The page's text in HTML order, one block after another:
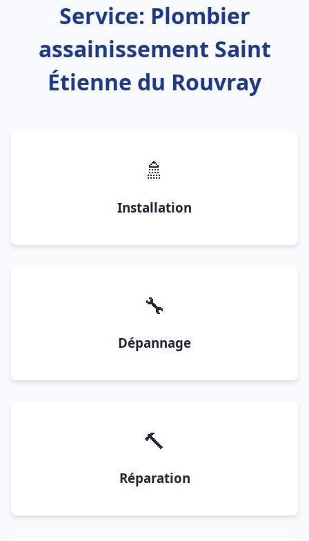
Service: Plombier
assainissement Saint
Étienne du Rouvray
🚿
Installation
🔧
Dépannage
🔨
Réparation